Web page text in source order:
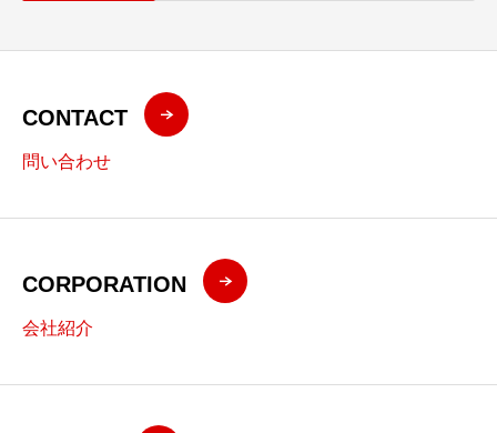
CONTACT
問い合わせ
CORPORATION
会社紹介